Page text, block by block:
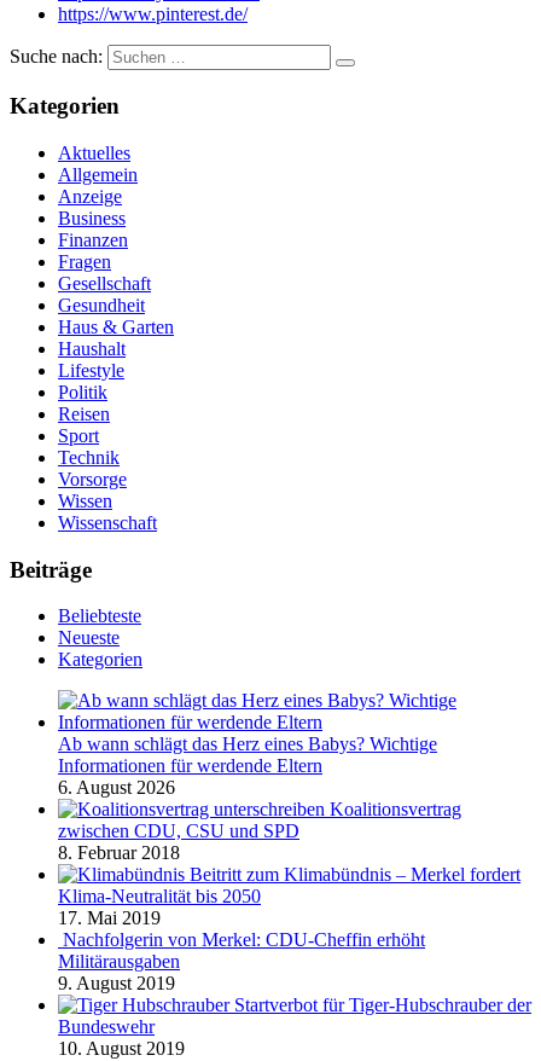
https://www.pinterest.de/
Suche nach:
Kategorien
Aktuelles
Allgemein
Anzeige
Business
Finanzen
Fragen
Gesellschaft
Gesundheit
Haus & Garten
Haushalt
Lifestyle
Politik
Reisen
Sport
Technik
Vorsorge
Wissen
Wissenschaft
Beiträge
Beliebteste
Neueste
Kategorien
Ab wann schlägt das Herz eines Babys? Wichtige
Informationen für werdende Eltern
6. August 2026
Koalitionsvertrag
zwischen CDU, CSU und SPD
8. Februar 2018
Beitritt zum Klimabündnis – Merkel fordert
Klima-Neutralität bis 2050
17. Mai 2019
Nachfolgerin von Merkel: CDU-Cheffin erhöht
Militärausgaben
9. August 2019
Startverbot für Tiger-Hubschrauber der
Bundeswehr
10. August 2019